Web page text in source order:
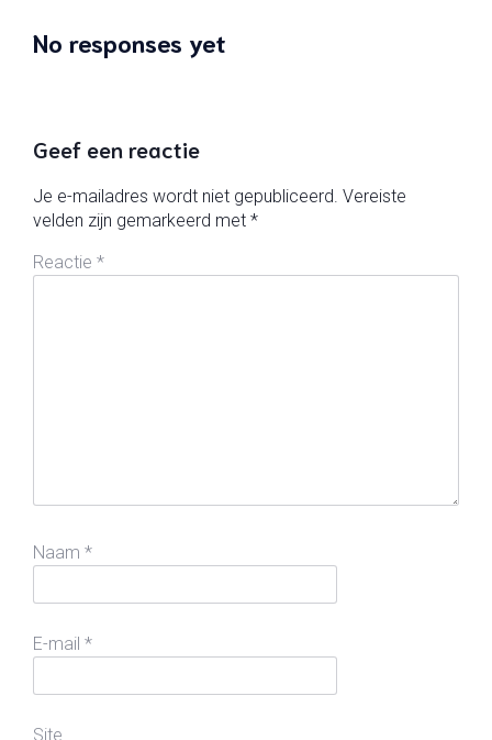
No responses yet
Geef een reactie
Je e-mailadres wordt niet gepubliceerd. Vereiste
velden zijn gemarkeerd met *
Reactie *
Naam *
E-mail *
Site